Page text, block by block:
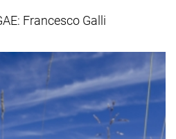
Francesco Galli